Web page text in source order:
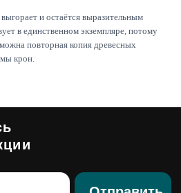
и остаётся выразительным
в единственном экземпляре, потому
повторная копия древесных
крон.